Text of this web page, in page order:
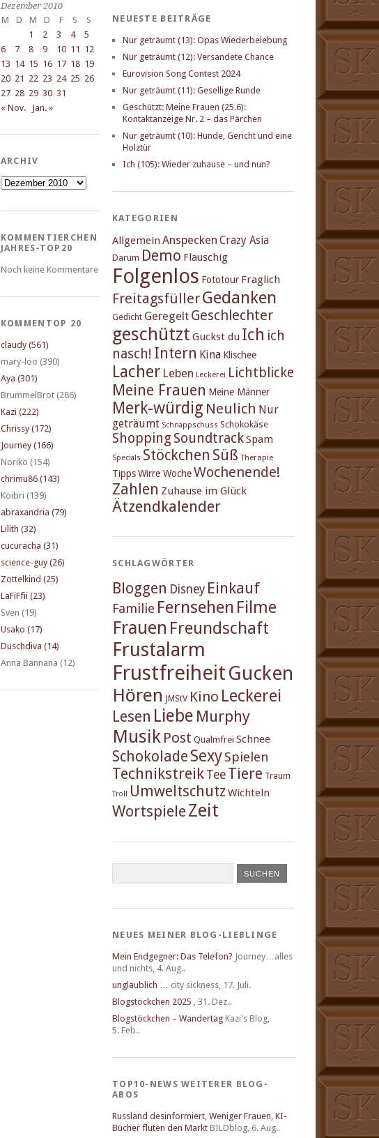
Dezember 2010
M
D M D F S
S
1
2 3 4
5
6
7 8 9 10 11 12
13 14 15 16 17 18 19
20 21 22 23 24 25 26
27 28 29 30 31
« Nov.
Jan. »
ARCHIV
Archiv
KOMMENTIERCHEN
JAHRES-TOP20
Noch keine Kommentare
KOMMENTOP 20
claudy (561)
mary-loo (390)
Aya (301)
BrummelBrot (286)
Kazi (222)
Chrissy (172)
Journey (166)
Noriko (154)
chrimu86 (143)
Koibri (139)
abraxandria (79)
Lilith (32)
cucuracha (31)
science-guy (26)
Zottelkind (25)
LaFiFfii (23)
Sven (19)
Usako (17)
Duschdiva (14)
Anna Bannana (12)
NEUESTE BEITRÄGE
Nur geträumt (13): Opas Wiederbelebung
Nur geträumt (12): Versandete Chance
Eurovision Song Contest 2024
Nur geträumt (11): Gesellige Runde
Geschützt: Meine Frauen (25.6):
Kontaktanzeige Nr. 2 – das Pärchen
Nur geträumt (10): Hunde, Gericht und eine
Holztür
Ich (105): Wieder zuhause – und nun?
KATEGORIEN
Allgemein Anspecken Crazy Asia
Darum Demo Flauschig
Folgenlos Fototour Fraglich
FreitagsfüllerGedanken
Gedicht Geregelt Geschlechter
geschützt Guckst du Ich ich
nasch! Intern Kina Klischee
Lacher Leben Leckerei Lichtblicke
Meine Frauen Meine Männer
Merk-würdig Neulich Nur
geträumt Schnappschuss Schokokäse
Shopping SoundtrackSpam
Specials Stöckchen Süß Therapie
TippsWirre WocheWochenende!
Zahlen Zuhause im Glück
Ätzendkalender
SCHLAGWÖRTER
Bloggen Disney Einkauf
Familie Fernsehen Filme
Frauen Freundschaft
Frustalarm
FrustfreiheitGucken
Hören JMStV Kino Leckerei
Lesen Liebe Murphy
Musik Post Qualmfrei Schnee
Schokolade SexySpielen
Technikstreik Tee Tiere Traum
Troll Umweltschutz Wichteln
Wortspiele Zeit
NEUES MEINER BLOG-LIEBLINGE
Mein Endgegner: Das Telefon? Journey…alles
und nichts, 4. Aug..
unglaublich … city sickness, 17. Juli.
Blogstöckchen 2025 , 31. Dez..
Blogstöckchen – Wandertag Kazi's Blog,
5. Feb..
TOP10-NEWS WEITERER BLOG-
ABOS
Russland desinformiert, Weniger Frauen, KI-
Bücher fluten den Markt BILDblog, 6. Aug..